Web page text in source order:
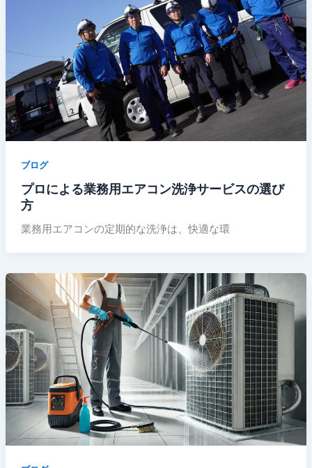
ブログ
プロによる業務用エアコン洗浄サービスの選び
方
業務用エアコンの定期的な洗浄は、快適な環